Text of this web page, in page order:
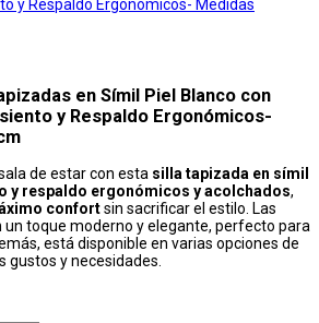
en Símil Piel Blanco con
y Respaldo Ergonómicos-
de estar con esta silla tapizada en símil
y respaldo ergonómicos y acolchados,
confortsin sacrificar el estilo. Las
un toque moderno y elegante, perfecto para
está disponible en varias opciones de
gustos y necesidades.